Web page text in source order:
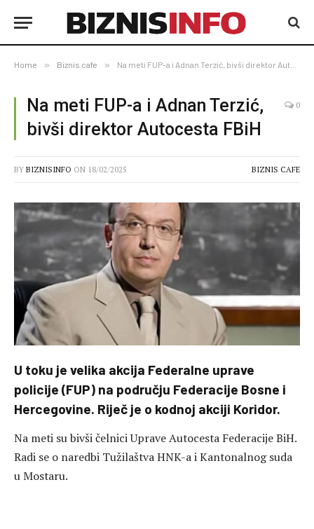
Home » Biznis cafe » Na meti FUP-a i Adnan Terzić, bivši direktor Autocesta FBiH
Na meti FUP-a i Adnan Terzić,
bivši direktor Autocesta FBiH
0
BY BIZNISINFO ON 18/02/2025 BIZNIS CAFE
U toku je velika akcija Federalne uprave
policije (FUP) na području Federacije Bosne i
Hercegovine. Riječ je o kodnoj akciji Koridor.
Na meti su bivši čelnici Uprave Autocesta Federacije BiH.
Radi se o naredbi Tužilaštva HNK-a i Kantonalnog suda
u Mostaru.